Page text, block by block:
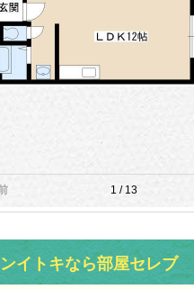
1 / 13
イトキなら部屋セレブ